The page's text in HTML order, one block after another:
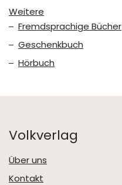
Weitere
Fremdsprachige Bücher
Geschenkbuch
Hörbuch
Volkverlag
Über uns
Kontakt